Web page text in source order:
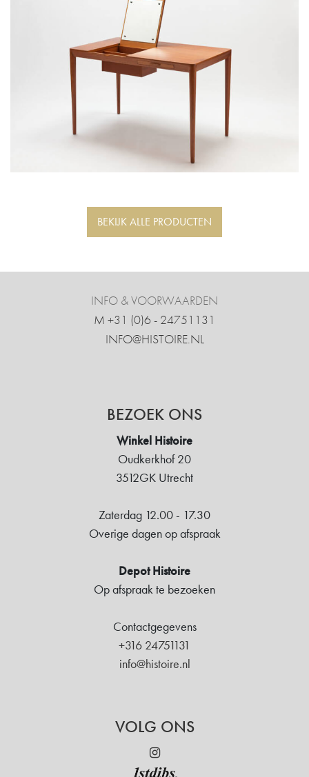
BEKIJK ALLE PRODUCTEN
INFO & VOORWAARDEN
M +31 ‍(0)6 - 24751131
INFO@HISTOIRE.NL
BEZOEK ONS
Winkel Histoire
Oudkerkhof 20
3512GK Utrecht
Zaterdag 12.00 - 17.30
Overige dagen op afspraak
Depot Histoire
Op afspraak te bezoeken
Contactgegevens
+316 24751131
info@histoire.nl
VOLG ONS